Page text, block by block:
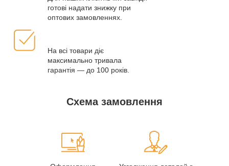
готові надати знижку при
оптових замовленнях.
На всі товари діє
максимально тривала
гарантія — до 100 років.
Схема замовлення